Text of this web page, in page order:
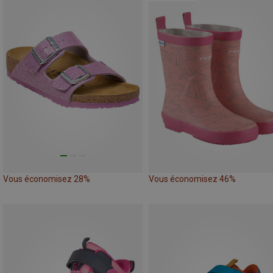
Vous économisez 28% Vous économisez 46%